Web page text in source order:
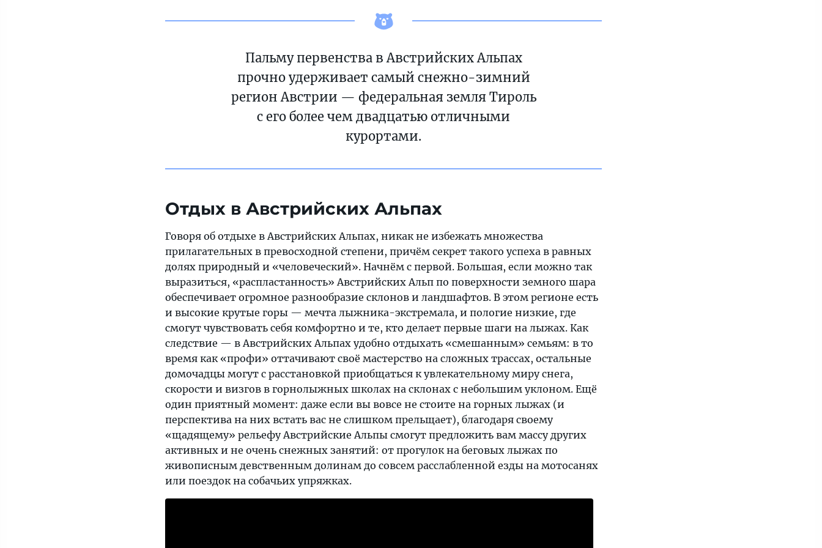
Пальму первенства в Австрийских Альпах
прочно удерживает самый снежно-зимний
регион Австрии — федеральная земля Тироль
с его более чем двадцатью отличными
курортами.
Отдых в Австрийских Альпах
Говоря об отдыхе в Австрийских Альпах, никак не избежать множества
прилагательных в превосходной степени, причём секрет такого успеха в равных
долях природный и «человеческий». Начнём с первой. Большая, если можно так
выразиться, «распластанность» Австрийских Альп по поверхности земного шара
обеспечивает огромное разнообразие склонов и ландшафтов. В этом регионе есть
и высокие крутые горы — мечта лыжника-экстремала, и пологие низкие, где
смогут чувствовать себя комфортно и те, кто делает первые шаги на лыжах. Как
следствие — в Австрийских Альпах удобно отдыхать «смешанным» семьям: в то
время как «профи» оттачивают своё мастерство на сложных трассах, остальные
домочадцы могут с расстановкой приобщаться к увлекательному миру снега,
скорости и визгов в горнолыжных школах на склонах с небольшим уклоном. Ещё
один приятный момент: даже если вы вовсе не стоите на горных лыжах (и
перспектива на них встать вас не слишком прельщает), благодаря своему
«щадящему» рельефу Австрийские Альпы смогут предложить вам массу других
активных и не очень снежных занятий: от прогулок на беговых лыжах по
живописным девственным долинам до совсем расслабленной езды на мотосанях
или поездок на собачьих упряжках.